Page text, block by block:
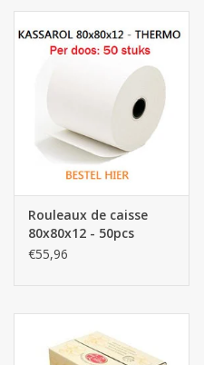
Rouleaux de caisse
80x80x12 - 50pcs
€55,96